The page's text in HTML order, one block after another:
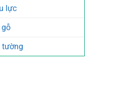
lực
tường